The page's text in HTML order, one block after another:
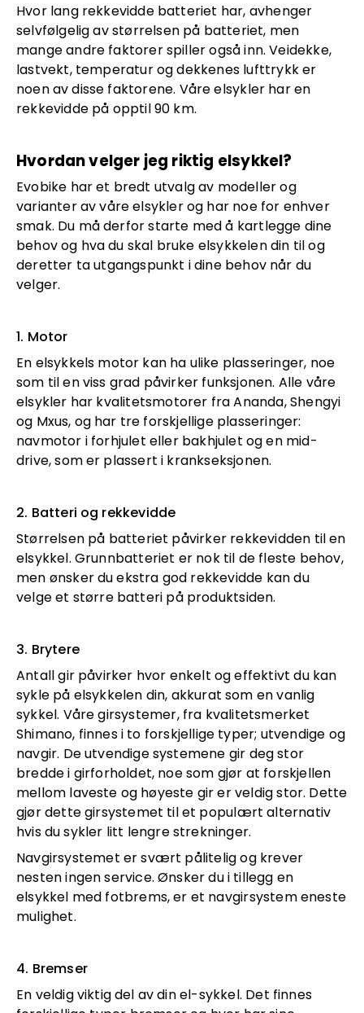
Hvor lang rekkevidde batteriet har, avhenger
selvfølgelig av størrelsen på batteriet, men
mange andre faktorer spiller også inn. Veidekke,
lastvekt, temperatur og dekkenes lufttrykk er
noen av disse faktorene. Våre elsykler har en
rekkevidde på opptil 90 km.
Hvordan velger jeg riktig elsykkel?
Evobike har et bredt utvalg av modeller og
varianter av våre elsykler og har noe for enhver
smak. Du må derfor starte med å kartlegge dine
behov og hva du skal bruke elsykkelen din til og
deretter ta utgangspunkt i dine behov når du
velger.
1. Motor
En elsykkels motor kan ha ulike plasseringer, noe
som til en viss grad påvirker funksjonen. Alle våre
elsykler har kvalitetsmotorer fra Ananda, Shengyi
og Mxus, og har tre forskjellige plasseringer:
navmotor i forhjulet eller bakhjulet og en mid-
drive, som er plassert i krankseksjonen.
2. Batteri og rekkevidde
Størrelsen på batteriet påvirker rekkevidden til en
elsykkel. Grunnbatteriet er nok til de fleste behov,
men ønsker du ekstra god rekkevidde kan du
velge et større batteri på produktsiden.
3. Brytere
Antall gir påvirker hvor enkelt og effektivt du kan
sykle på elsykkelen din, akkurat som en vanlig
sykkel. Våre girsystemer, fra kvalitetsmerket
Shimano, finnes i to forskjellige typer; utvendige og
navgir. De utvendige systemene gir deg stor
bredde i girforholdet, noe som gjør at forskjellen
mellom laveste og høyeste gir er veldig stor. Dette
gjør dette girsystemet til et populært alternativ
hvis du sykler litt lengre strekninger.
Navgirsystemet er svært pålitelig og krever
nesten ingen service. Ønsker du i tillegg en
elsykkel med fotbrems, er et navgirsystem eneste
mulighet.
4. Bremser
En veldig viktig del av din el-sykkel. Det finnes